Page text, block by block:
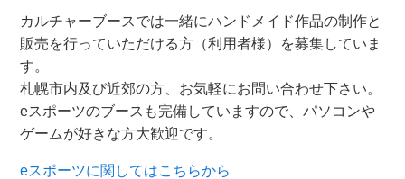
カルチャーブースでは一緒にハンドメイド作品の制作と
販売を行っていただける方（利用者様）を募集していま
す。
札幌市内及び近郊の方、お気軽にお問い合わせ下さい。
eスポーツのブースも完備していますので、パソコンや
ゲームが好きな方大歓迎です。
eスポーツに関してはこちらから